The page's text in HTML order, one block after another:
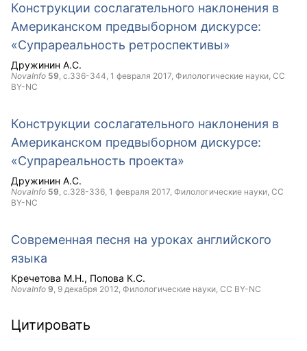
Конструкции сослагательного наклонения в
Американском предвыборном дискурсе:
«Супрареальность ретроспективы»
Дружинин А.С.
NovaInfo 59, с.336-344, 1 февраля 2017, Филологические науки, CC
BY-NC
Конструкции сослагательного наклонения в
Американском предвыборном дискурсе:
«Супрареальность проекта»
Дружинин А.С.
NovaInfo 59, с.328-336, 1 февраля 2017, Филологические науки, CC
BY-NC
Современная песня на уроках английского
языка
Кречетова М.Н. Попова К.С.
NovaInfo 9, 9 декабря 2012, Филологические науки, CC BY-NC
Цитировать